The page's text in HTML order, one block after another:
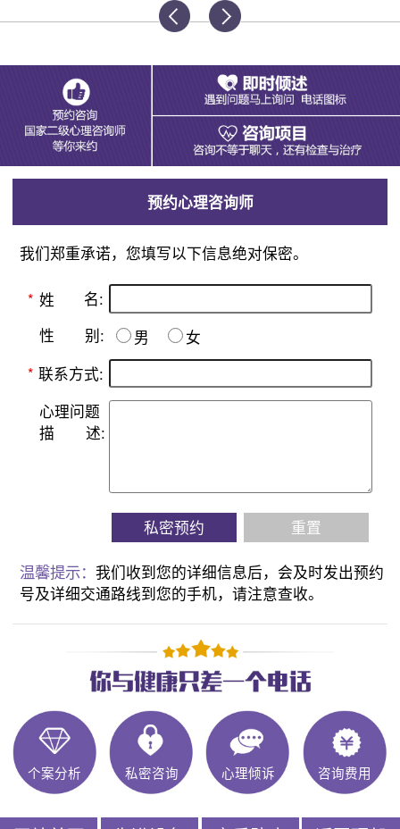
预约心理咨询师
我们郑重承诺，您填写以下信息绝对保密。
* 姓 名:
性 别: 男
女
* 联系方式:
心理问题
描
述:
私密预约 重置
温馨提示：我们收到您的详细信息后，会及时发出预约
号及详细交通路线到您的手机，请注意查收。
个案分析 私密咨询 心理倾诉 咨询费用